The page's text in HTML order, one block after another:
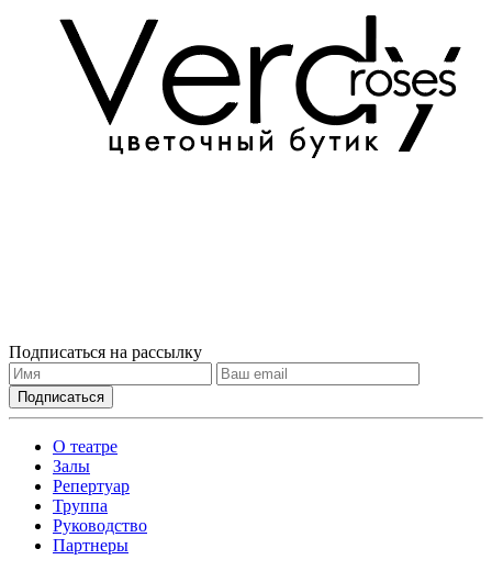
Подписаться на рассылку
О театре
Залы
Репертуар
Труппа
Руководство
Партнеры